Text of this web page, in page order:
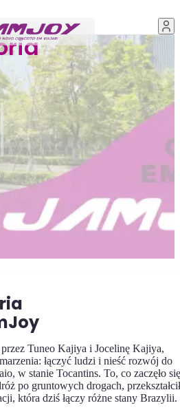
Tuneo Kajiya i Jocelinę Kajiya,
łączyć ludzi i nieść rozwój do
w stanie Tocantins. To, co zaczęło się
po gruntowych drogach,
która dziś łączy różne stany Brazylii.